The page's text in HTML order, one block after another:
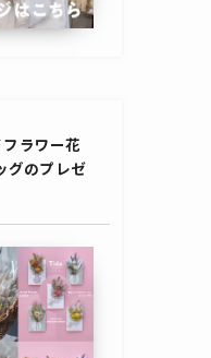
ラワー花
グのプレゼ